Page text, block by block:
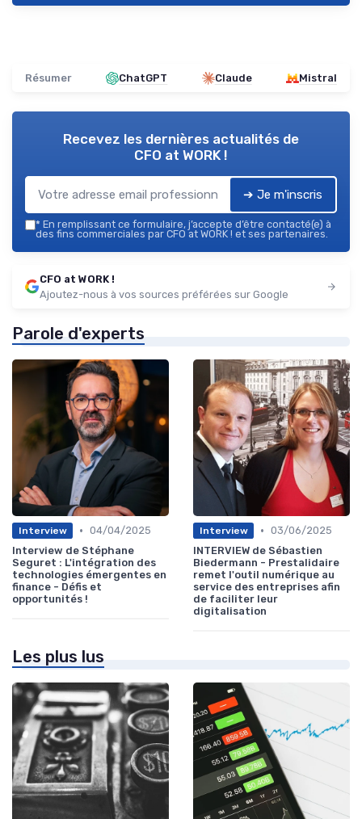
Résumer ChatGPT Claude Mistral
Recevez les dernières actualités de
CFO at WORK !
➔ Je m'inscris
* En remplissant ce formulaire, j’accepte d’être contacté(e) à
des fins commerciales par CFO at WORK ! et ses partenaires.
CFO at WORK !
Ajoutez-nous à vos sources préférées sur Google
Parole d'experts
Interview • 04/04/2025
Interview de Stéphane
Seguret : L'intégration des
technologies émergentes en
finance - Défis et
opportunités !
Interview • 03/06/2025
INTERVIEW de Sébastien
Biedermann - Prestalidaire
remet l'outil numérique au
service des entreprises afin
de faciliter leur
digitalisation
Les plus lus